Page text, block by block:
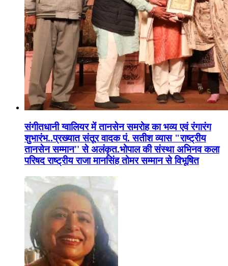
संगीतधानी ग्वालियर में तानसेन समरोह का भव्य एवं रंगारंग
शुभारंभ..प्रख्यात संतूर वादक पं. सतीश व्यास "राष्ट्रीय
तानसेन सम्मान'' से अलंकृत.भोपाल की संस्था अभिनव कला
परिषद राष्ट्रीय राजा मानसिंह तोमर सम्मान से विभूषित